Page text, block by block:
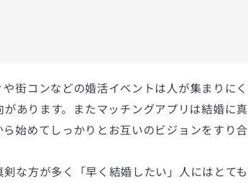
街コンなどの婚活イベントは人が集まりにく
あります。またマッチングアプリは結婚に真
始めてしっかりとお互いのビジョンをすり合
な方が多く「早く結婚したい」人にはとても